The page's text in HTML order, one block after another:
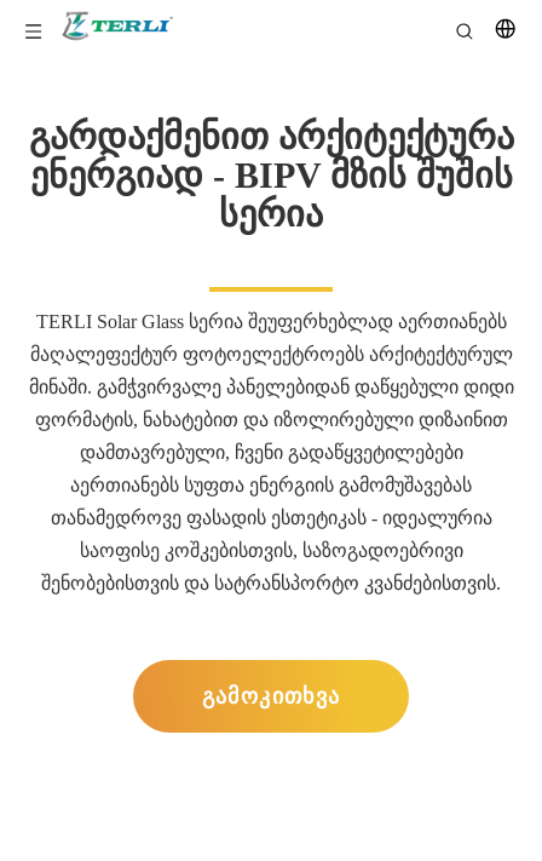
გარდაქმენით არქიტექტურა
ენერგიად - BIPV მზის შუშის
სერია
TERLI Solar Glass სერია შეუფერხებლად აერთიანებს
მაღალეფექტურ ფოტოელექტროებს არქიტექტურულ
მინაში. გამჭვირვალე პანელებიდან დაწყებული დიდი
ფორმატის, ნახატებით და იზოლირებული დიზაინით
დამთავრებული, ჩვენი გადაწყვეტილებები
აერთიანებს სუფთა ენერგიის გამომუშავებას
თანამედროვე ფასადის ესთეტიკას - იდეალურია
საოფისე კოშკებისთვის, საზოგადოებრივი
შენობებისთვის და სატრანსპორტო კვანძებისთვის.
გამოკითხვა